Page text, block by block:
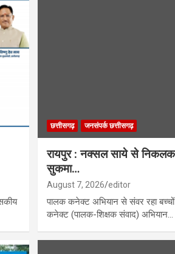
छत्तीसगढ़ जनसंपर्क छत्तीसगढ़
रायपुर : नक्सल साये से
सुकमा…
August 7, 2026 editor
पालक कनेक्ट अभियान से संवर रहा
कनेक्ट (पालक-शिक्षक संवाद) अभियान…